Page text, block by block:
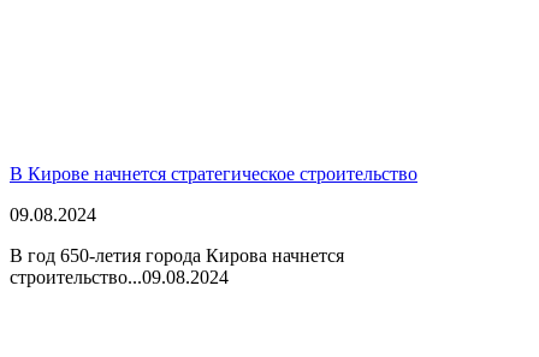
В Кирове начнется стратегическое строительство
09.08.2024
В год 650-летия города Кирова начнется
строительство...09.08.2024